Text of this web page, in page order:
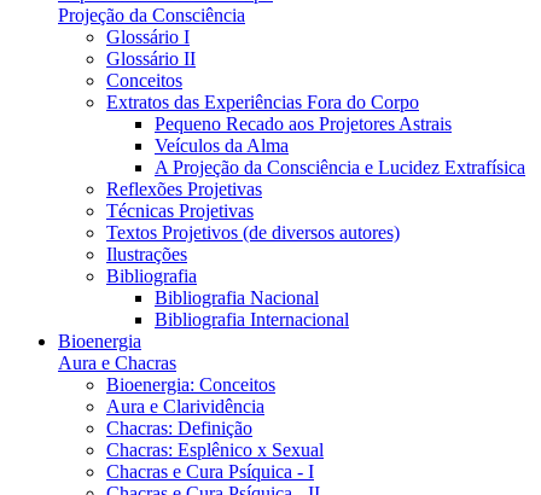
Projeção da Consciência
Glossário I
Glossário II
Conceitos
Extratos das Experiências Fora do Corpo
Pequeno Recado aos Projetores Astrais
Veículos da Alma
A Projeção da Consciência e Lucidez Extrafísica
Reflexões Projetivas
Técnicas Projetivas
Textos Projetivos (de diversos autores)
Ilustrações
Bibliografia
Bibliografia Nacional
Bibliografia Internacional
Bioenergia
Aura e Chacras
Bioenergia: Conceitos
Aura e Clarividência
Chacras: Definição
Chacras: Esplênico x Sexual
Chacras e Cura Psíquica - I